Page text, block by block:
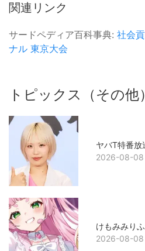
関連リンク
サードペディア百科事典: 社会
ナル 東京大会
トピックス（その他）
ヤバT特番放
2026-08-08
けもみみり
2026-08-08